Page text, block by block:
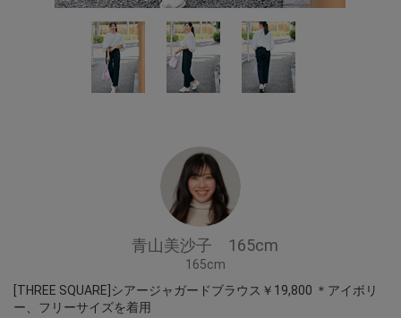
青山美沙子 165cm
165cm
[THREE SQUARE]シアージャガードブラウス￥19,800 ＊アイボリ
ー、フリーサイズを着用